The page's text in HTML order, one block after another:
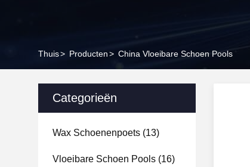
Thuis> Producten> China Vloeibare Schoen Pools
Categorieën
Wax Schoenenpoets (13)
Vloeibare Schoen Pools (16)